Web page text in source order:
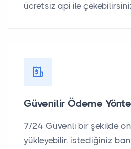
ücretsiz api ile
Güvenilir Ödeme
7/24 Güvenli bir şekilde
yükleyebilir, istediğiniz